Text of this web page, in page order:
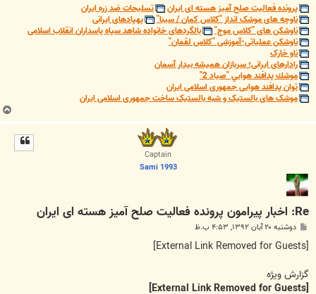
پرونده فعالیت صلح آمیز هسته ای ایران
تسلیحات ضد زره ایران
ناوچه های موشک انداز "کلاس کمان / سینا"
پهپادهای ایرانی
ناوشکن های "کلاس موج"
بالگردهای خانواده شاهد سپاه پاسداران انقلاب اسلامی
ناوشکن عملیاتی-آموزشی "کلاس لقمان"
ناو خارک
رادارهای ایرانی؛ سربازان همیشه بیدار آسمان
موشك پدافند هوايي "صياد 2"
توان پدافند هوایی جمهوری اسلامی ایران
موشک های بالستیک و شبه بالستیک ساخت جمهوری اسلامی ایران
ب
ا
Captain
Sami 1993
Re: اخبار پیرامون پرونده فعالیت صلح آمیز هسته ای ایران
پ
ت
دوشنبه ۲۰ آبان ۱۳۹۲, ۴:۵۳ ب.ظ
گزارش ویژه